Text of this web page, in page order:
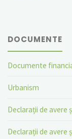
DOCUMENTE
Documente
Urbanism
Declarații de avere
Declarații de avere